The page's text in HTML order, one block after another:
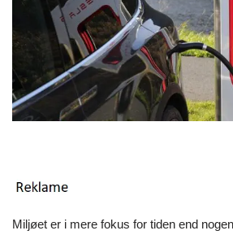
Miljøet er i mere fokus for tiden end